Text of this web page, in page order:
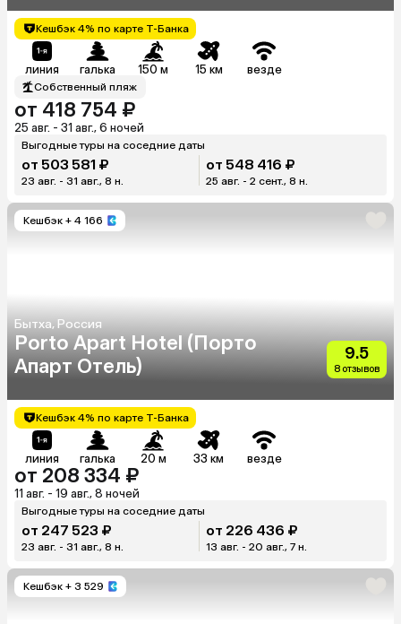
Кешбэк 4% по карте Т-Банка
линия галька 150 м 15 км везде
Собственный пляж
от 418 754 ₽
25 авг. - 31 авг., 6 ночей
Выгодные туры на соседние даты
от 503 581 ₽
23 авг. - 31 авг., 8 н.
от 548 416 ₽
25 авг. - 2 сент., 8 н.
Кешбэк + 4 166
Бытха, Россия
Porto Apart Hotel (Порто
Апарт Отель)
9.5
8 отзывов
Кешбэк 4% по карте Т-Банка
линия галька 20 м 33 км везде
от 208 334 ₽
11 авг. - 19 авг., 8 ночей
Выгодные туры на соседние даты
от 247 523 ₽
23 авг. - 31 авг., 8 н.
от 226 436 ₽
13 авг. - 20 авг., 7 н.
Кешбэк + 3 529